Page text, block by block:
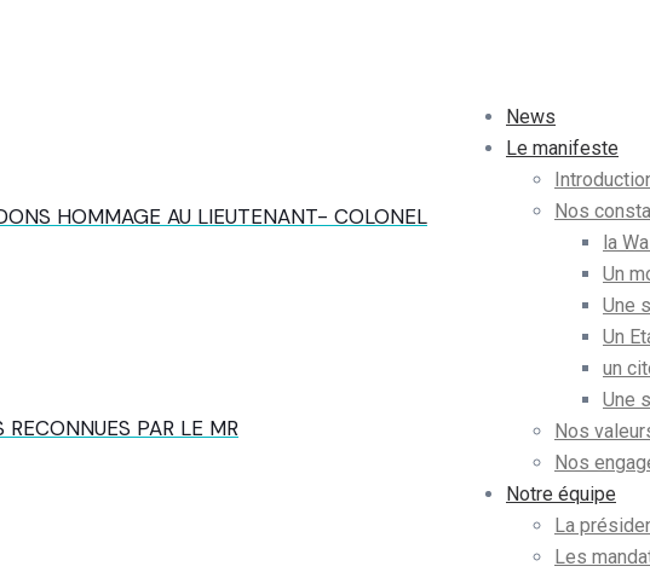
News
Le manifeste
Nos
la
Un
Une
Un
un
Une
Nos
Nos
Notre équipe
La
Les
HOMMAGE AU LIEUTENANT- COLONEL
PAR LE MR